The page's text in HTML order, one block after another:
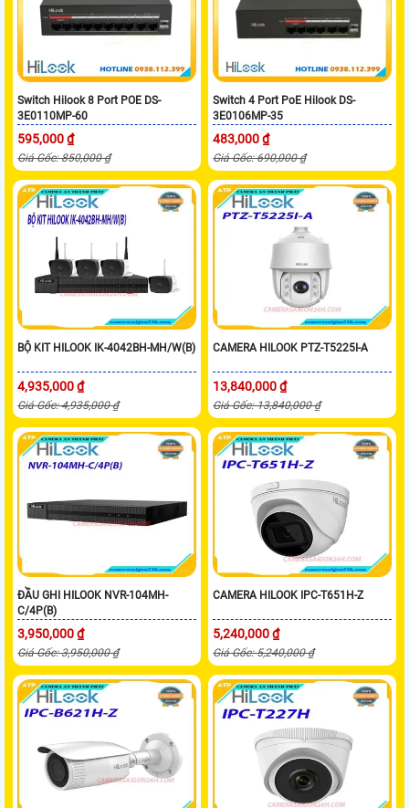
Switch Hilook 8 Port POE DS-
3E0110MP-60
595,000 ₫
Giá Gốc: 850,000 ₫
Switch 4 Port PoE Hilook DS-
3E0106MP-35
483,000 ₫
Giá Gốc: 690,000 ₫
BỘ KIT HILOOK IK-4042BH-MH/W(B)
4,935,000 ₫
Giá Gốc: 4,935,000 ₫
CAMERA HILOOK PTZ-T5225I-A
13,840,000 ₫
Giá Gốc: 13,840,000 ₫
ĐẦU GHI HILOOK NVR-104MH-
C/4P(B)
3,950,000 ₫
Giá Gốc: 3,950,000 ₫
CAMERA HILOOK IPC-T651H-Z
5,240,000 ₫
Giá Gốc: 5,240,000 ₫